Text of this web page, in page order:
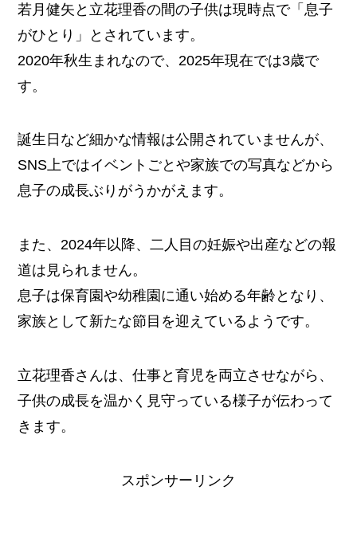
若月健矢と立花理香の間の子供は現時点で「息子
がひとり」とされています。
2020年秋生まれなので、2025年現在では3歳で
す。
誕生日など細かな情報は公開されていませんが、
SNS上ではイベントごとや家族での写真などから
息子の成長ぶりがうかがえます。
また、2024年以降、二人目の妊娠や出産などの報
道は見られません。
息子は保育園や幼稚園に通い始める年齢となり、
家族として新たな節目を迎えているようです。
立花理香さんは、仕事と育児を両立させながら、
子供の成長を温かく見守っている様子が伝わって
きます。
スポンサーリンク